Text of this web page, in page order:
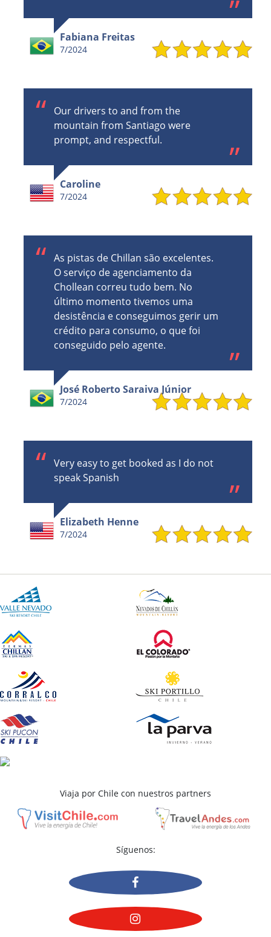
Fabiana Freitas
7/2024
Our drivers to and from the
mountain from Santiago were
prompt, and respectful.
Caroline
7/2024
As pistas de Chillan são excelentes.
O serviço de agenciamento da
Chollean correu tudo bem. No
último momento tivemos uma
desistência e conseguimos gerir um
crédito para consumo, o que foi
conseguido pelo agente.
José Roberto Saraiva Júnior
7/2024
Very easy to get booked as I do not
speak Spanish
Elizabeth Henne
7/2024
Viaja por Chile con nuestros partners
Síguenos: